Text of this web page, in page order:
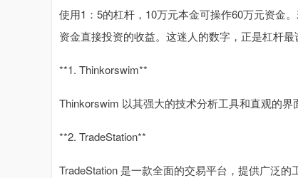
使用1：5的杠杆，10万元本金可操作60万元资金
资金直接投资的收益。这迷人的数字，正是杠杆最
**1. Thinkorswim**
Thinkorswim 以其强大的技术分析工具和直观的界
**2. TradeStation**
TradeStation 是一款全面的交易平台，提供广泛